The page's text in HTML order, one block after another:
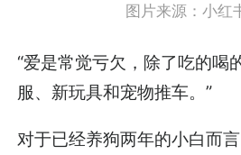
图片来源：小红
“爱是常觉亏欠，除了吃的喝
服、新玩具和宠物推车。”
对于已经养狗两年的小白而